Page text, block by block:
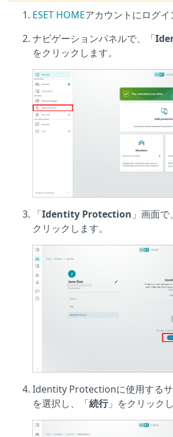
ESET HOMEアカウントにログイ
ナビゲーションパネルで、「
をクリックします。
「Identity Protection 」画面で
クリックします。
Identity Protectionに使用する
を選択し、「続行」をクリック